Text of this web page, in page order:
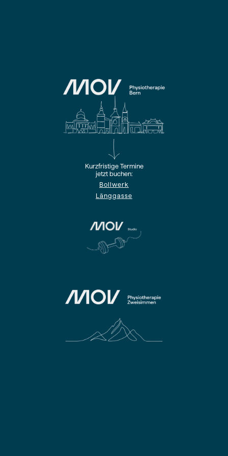
Kurzfristige Termine
jetzt buchen:
Bollwerk
Länggasse